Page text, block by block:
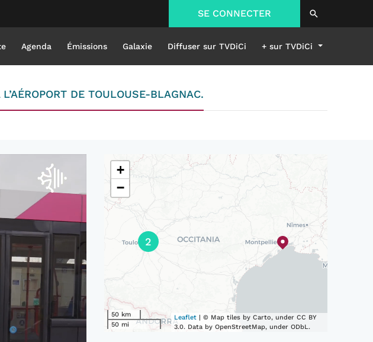
SE CONNECTER
Agenda Émissions Galaxie Diffuser sur TVDiCi + sur TVDiCi
DE TOULOUSE-BLAGNAC.
2
+
−
50 km
50 mi
Leaflet | © Map tiles by Carto, under CC BY
3.0. Data by OpenStreetMap, under ODbL.